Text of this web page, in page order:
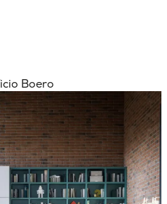
Boero